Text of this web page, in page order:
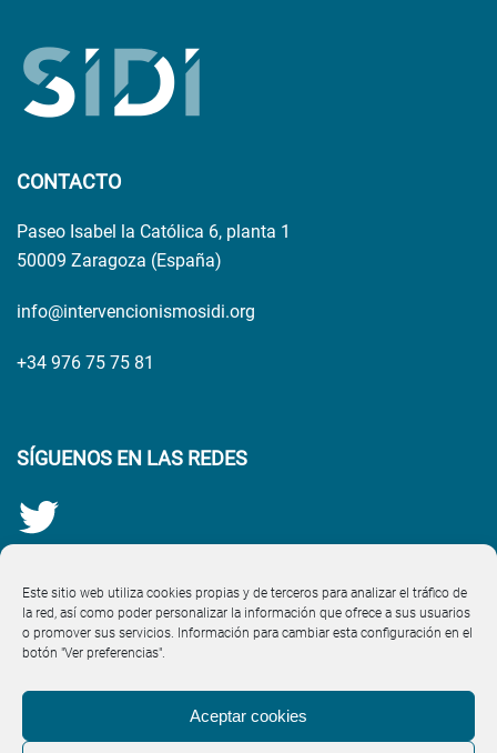
Este sitio web utiliza cookies propias y de terceros para analizar el tráfico de
la red, así como poder personalizar la información que ofrece a sus usuarios
o promover sus servicios. Información para cambiar esta configuración en el
botón "Ver preferencias".
Aceptar cookies
CONTACTO
Paseo Isabel la Católica 6, planta 1
50009 Zaragoza (España)
info@intervencionismosidi.org
+34 976 75 75 81
SÍGUENOS EN LAS REDES